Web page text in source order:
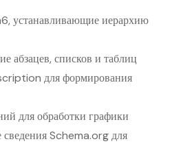
устанавливающие иерархию
абзацев, списков и таблиц
для формирования
для обработки графики
Schema.org для